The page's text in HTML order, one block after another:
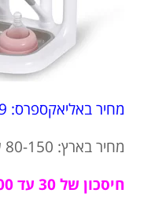
מחיר באליאקספרס: 49 ש"ח
מחיר בארץ: 80-150 ש"ח
חיסכון של 30 עד 100 ש"ח